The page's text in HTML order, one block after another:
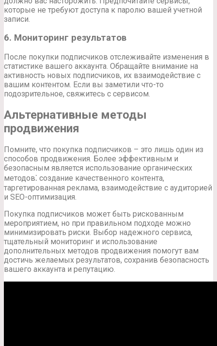
которые не требуют доступа к паролю вашей учетной
записи.
6. Мониторинг результатов
После покупки подписчиков отслеживайте изменения в
статистике вашего аккаунта. Обращайте внимание на
активность новых подписчиков, их взаимодействие с
вашим контентом. Если вы заметили что-то
подозрительное, свяжитесь с сервисом.
Альтернативные методы
продвижения
Помните, что покупка подписчиков – это лишь один из
способов продвижения. Более эффективным и
безопасным является использование органических
методов⁚ создание качественного контента,
таргетированная реклама, взаимодействие с аудиторией
и SEO-оптимизация.
Покупка подписчиков может быть рискованным
мероприятием, но при правильном подходе можно
минимизировать риски. Выбор надежного сервиса,
тщательный мониторинг и использование
дополнительных методов продвижения помогут вам
достичь желаемых результатов, сохранив безопасность
вашего аккаунта и репутацию.